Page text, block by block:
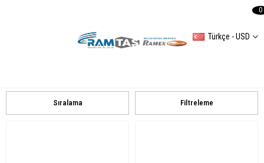
Türkçe - USD
0
Filtreleme
Sıralama